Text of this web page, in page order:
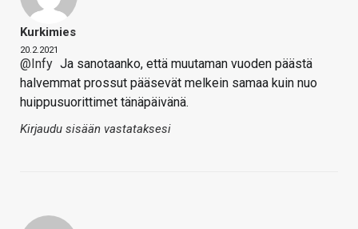
Kurkimies
20.2.2021
@Infy Ja sanotaanko, että muutaman vuoden päästä
halvemmat prossut pääsevät melkein samaa kuin nuo
huippusuorittimet tänäpäivänä.
Kirjaudu sisään vastataksesi